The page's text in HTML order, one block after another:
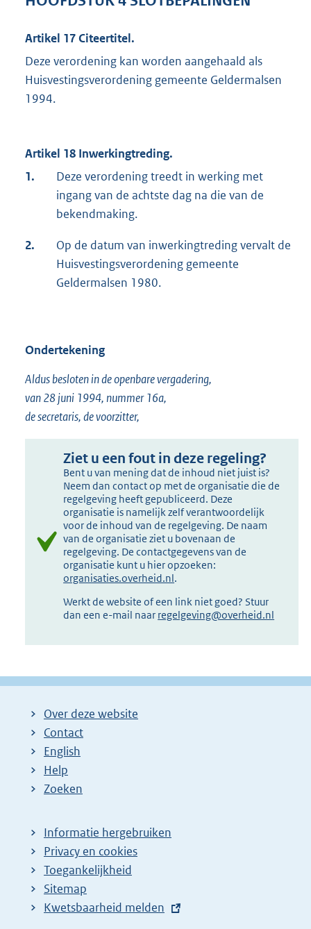
Artikel 17 Citeertitel.
Deze verordening kan worden aangehaald als
Huisvestingsverordening gemeente Geldermalsen
1994.
Artikel 18 Inwerkingtreding.
1.
Deze verordening treedt in werking met
ingang van de achtste dag na die van de
bekendmaking.
2.
Op de datum van inwerkingtreding vervalt de
Huisvestingsverordening gemeente
Geldermalsen 1980.
Ondertekening
Aldus besloten in de openbare vergadering,
van 28 juni 1994, nummer 16a,
de secretaris, de voorzitter,
Ziet u een fout in deze regeling?
Bent u van mening dat de inhoud niet juist is?
Neem dan contact op met de organisatie die de
regelgeving heeft gepubliceerd. Deze
organisatie is namelijk zelf verantwoordelijk
voor de inhoud van de regelgeving. De naam
van de organisatie ziet u bovenaan de
regelgeving. De contactgegevens van de
organisatie kunt u hier opzoeken:
organisaties.overheid.nl.
Werkt de website of een link niet goed? Stuur
dan een e-mail naar regelgeving@overheid.nl
Over deze website
Contact
English
Help
Zoeken
Informatie hergebruiken
Privacy en cookies
Toegankelijkheid
Sitemap
E
Kwetsbaarheid melden